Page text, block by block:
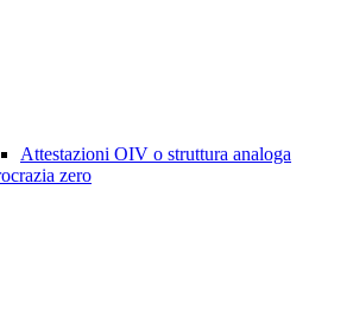
Attestazioni OIV o struttura analoga
zero